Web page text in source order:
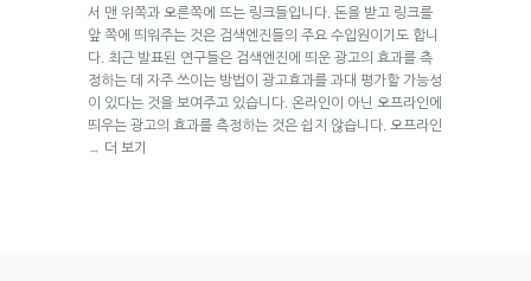
서 맨 위쪽과 오른쪽에 뜨는 링크들입니다. 돈을 받고 링크를
앞 쪽에 띄워주는 것은 검색엔진들의 주요 수입원이기도 합니
다. 최근 발표된 연구들은 검색엔진에 띄운 광고의 효과를 측
정하는 데 자주 쓰이는 방법이 광고효과를 과대 평가할 가능성
이 있다는 것을 보여주고 있습니다. 온라인이 아닌 오프라인에
띄우는 광고의 효과를 측정하는 것은 쉽지 않습니다. 오프라인
→ 더 보기